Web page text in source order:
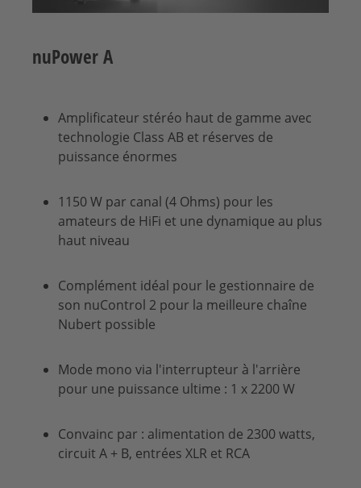
nuPower A
Amplificateur stéréo haut de gamme avec
technologie Class AB et réserves de
puissance énormes
1150 W par canal (4 Ohms) pour les
amateurs de HiFi et une dynamique au plus
haut niveau
Complément idéal pour le gestionnaire de
son nuControl 2 pour la meilleure chaîne
Nubert possible
Mode mono via l'interrupteur à l'arrière
pour une puissance ultime : 1 x 2200 W
Convainc par : alimentation de 2300 watts,
circuit A + B, entrées XLR et RCA